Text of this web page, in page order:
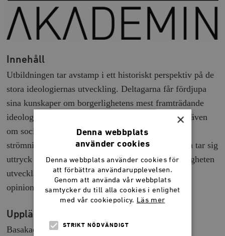
Innehåll
Utbildningen tar avstamp i ett historiskt perspektiv på de
stora ideologiernas utveckling. Deltagarna får fördjupa
sina kunskaper om borgerlighetens mest framträdande
ideologier, liberalismen och konservatismen, men även
om socialdemokrati och moderna ideologiska
strömningar. Därutöver diskuteras hur ideologierna tar sig
uttryck i politiken i dag, och deltagarnas ges möjligheten
utveckla sina färdigheter inom skrivande och
opinionsbildning.
Upplägg
Basakademin hålls i Timbros lokaler i Stockholm,
×
Denna webbplats
använder cookies
Denna webbplats använder cookies för
att förbättra användarupplevelsen.
Genom att använda vår webbplats
samtycker du till alla cookies i enlighet
med vår cookiepolicy. Läs mer
STRIKT NÖDVÄNDIGT